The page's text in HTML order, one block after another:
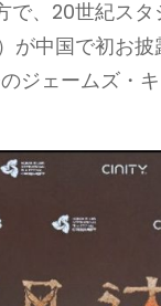
、20世紀ス
が中国で初お
ジェームズ・